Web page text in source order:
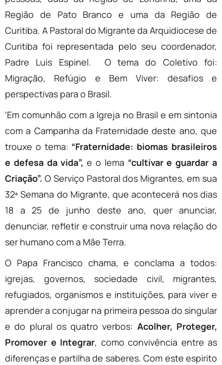
Região de Pato Branco e uma da Região de
Curitiba. A Pastoral do Migrante da Arquidiocese de
Curitiba foi representada pelo seu coordenador,
Padre Luis Espinel. O tema do Coletivo foi:
Migração, Refúgio e Bem Viver: desafios e
perspectivas para o Brasil.
‘Em comunhão com a Igreja no Brasil e em sintonia
com a Campanha da Fraternidade deste ano, que
trouxe o tema: “Fraternidade: biomas brasileiros
e defesa da vida”, e o lema “cultivar e guardar a
Criação”. O Serviço Pastoral dos Migrantes, em sua
32ª Semana do Migrante, que acontecerá nos dias
18 a 25 de junho deste ano, quer anunciar,
denunciar, refletir e construir uma nova relação do
ser humano com a Mãe Terra.
O Papa Francisco chama, e conclama a todos:
igrejas, governos, sociedade civil, migrantes,
refugiados, organismos e instituições, para viver e
aprender a conjugar na primeira pessoa do singular
e do plural os quatro verbos: Acolher, Proteger,
Promover e Integrar, como convivência entre as
diferenças e partilha de saberes. Com este espirito